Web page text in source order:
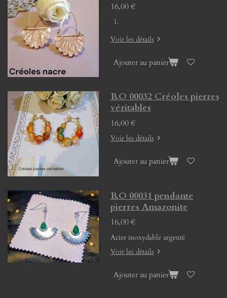
16,00 €
Voir les détails
Ajouter au panier
B.O 00032 Créoles pierres
véritables
16,00 €
Voir les détails
Ajouter au panier
B.O 00031 pendante
pierres Amazonite
16,00 €
Acier inoxydable argenté
Voir les détails
Ajouter au panier